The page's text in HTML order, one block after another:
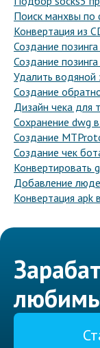
Поиск манхвы по
Конвертация из
Создание
Создание
Удалить водяной
Создание
Дизайн чека для
Сохранение dwg
Создание
Создание чек
Конвертировать
Добавление
Конвертация apk